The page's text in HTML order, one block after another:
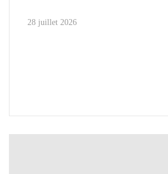
28 juillet 2026